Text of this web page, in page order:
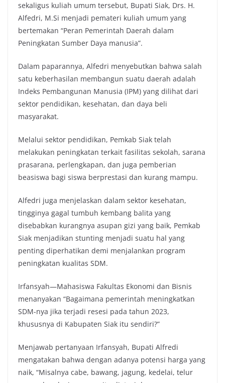
sekaligus kuliah umum tersebut, Bupati Siak, Drs. H.
Alfedri, M.Si menjadi pemateri kuliah umum yang
bertemakan “Peran Pemerintah Daerah dalam
Peningkatan Sumber Daya manusia”.
Dalam paparannya, Alfedri menyebutkan bahwa salah
satu keberhasilan membangun suatu daerah adalah
Indeks Pembangunan Manusia (IPM) yang dilihat dari
sektor pendidikan, kesehatan, dan daya beli
masyarakat.
Melalui sektor pendidikan, Pemkab Siak telah
melakukan peningkatan terkait fasilitas sekolah, sarana
prasarana, perlengkapan, dan juga pemberian
beasiswa bagi siswa berprestasi dan kurang mampu.
Alfedri juga menjelaskan dalam sektor kesehatan,
tingginya gagal tumbuh kembang balita yang
disebabkan kurangnya asupan gizi yang baik, Pemkab
Siak menjadikan stunting menjadi suatu hal yang
penting diperhatikan demi menjalankan program
peningkatan kualitas SDM.
Irfansyah—Mahasiswa Fakultas Ekonomi dan Bisnis
menanyakan “Bagaimana pemerintah meningkatkan
SDM-nya jika terjadi resesi pada tahun 2023,
khususnya di Kabupaten Siak itu sendiri?”
Menjawab pertanyaan Irfansyah, Bupati Alfredi
mengatakan bahwa dengan adanya potensi harga yang
naik, “Misalnya cabe, bawang, jagung, kedelai, telur